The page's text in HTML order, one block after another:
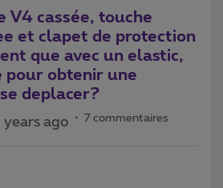
V4 cassée, touche
et clapet de protection
que avec un elastic,
pour obtenir une
deplacer?
ago 7 commentaires